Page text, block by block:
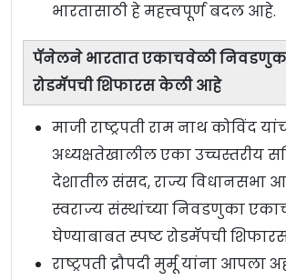
भारतासाठी हे महत्त्वपूर्ण बदल आहे.
पॅनेलने भारतात एकाचवेळी
रोडमॅपची शिफारस केली आहे
माजी राष्ट्रपती राम नाथ कोविंद
अध्यक्षतेखालील एका उच्चस्तरीय
देशातील संसद, राज्य विधानसभा
स्वराज्य संस्थांच्या निवडणुका
घेण्याबाबत स्पष्ट रोडमॅपची
राष्ट्रपती द्रौपदी मुर्मू यांना आपला